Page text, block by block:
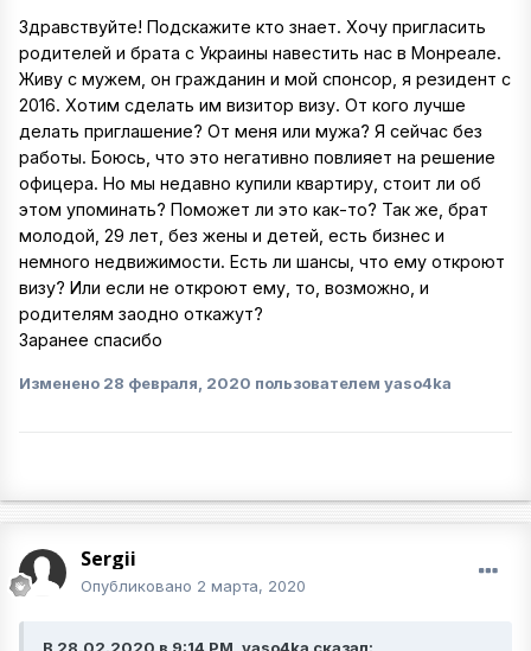
Здравствуйте! Подскажите кто знает. Хочу пригласить
родителей и брата с Украины навестить нас в Монреале.
Живу с мужем, он гражданин и мой спонсор, я резидент с
2016. Хотим сделать им визитор визу. От кого лучше
делать приглашение? От меня или мужа? Я сейчас без
работы. Боюсь, что это негативно повлияет на решение
офицера. Но мы недавно купили квартиру, стоит ли об
этом упоминать? Поможет ли это как-то? Так же, брат
молодой, 29 лет, без жены и детей, есть бизнес и
немного недвижимости. Есть ли шансы, что ему откроют
визу? Или если не откроют ему, то, возможно, и
родителям заодно откажут?
Заранее спасибо
Изменено 28 февраля, 2020 пользователем yaso4ka
Sergii
Опубликовано 2 марта, 2020
В 28.02.2020 в 9:14 PM, yaso4ka сказал: